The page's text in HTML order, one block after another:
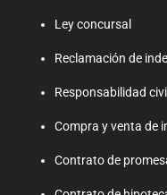
Ley concursal
Reclamación de
Responsabilidad
Compra y venta de
Contrato de